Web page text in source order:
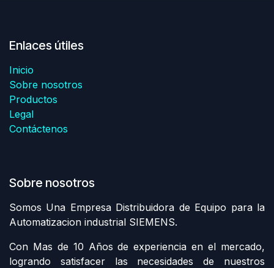
Enlaces útiles
Inicio
Sobre nosotros
Productos
Legal
Contáctenos
Sobre nosotros
Somos Una Empresa Distribuidora de Equipo para la
Automatizacion industrial SIEMENS.
Con Mas de 10 Años de experiencia en el mercado,
logrando satisfacer las necesidades de nuestros